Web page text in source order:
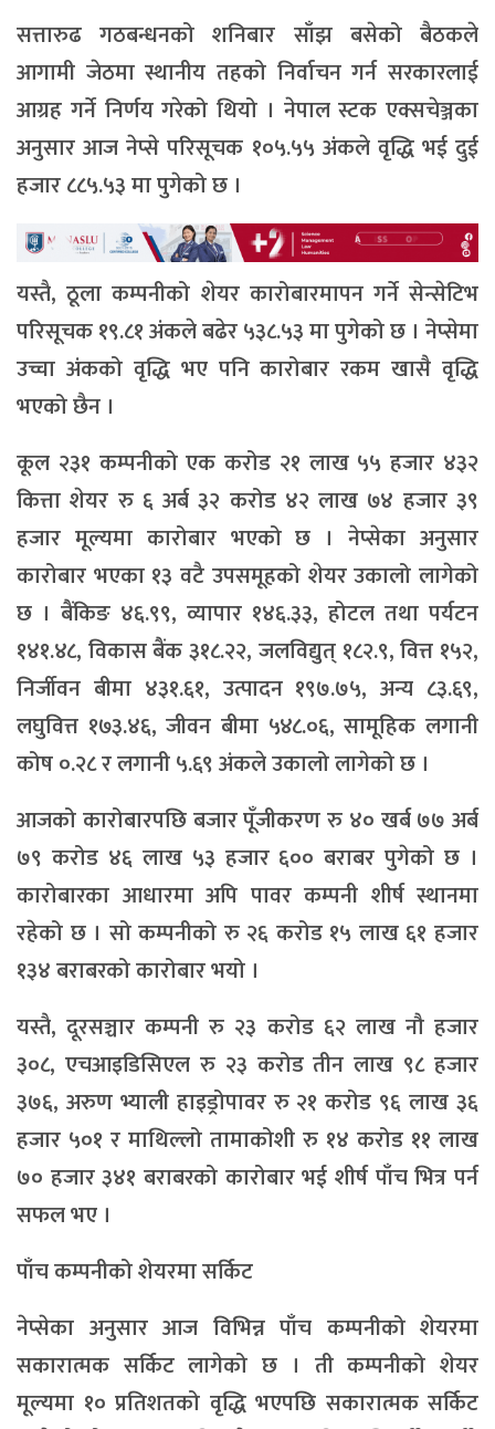
सत्तारुढ गठबन्धनको शनिबार साँझ बसेको बैठकले
आगामी जेठमा स्थानीय तहको निर्वाचन गर्न सरकारलाई
आग्रह गर्ने निर्णय गरेको थियो । नेपाल स्टक एक्सचेञ्जका
अनुसार आज नेप्से परिसूचक १०५.५५ अंकले वृद्धि भई दुई
हजार ८८५.५३ मा पुगेको छ ।
यस्तै, ठूला कम्पनीको शेयर कारोबारमापन गर्ने सेन्सेटिभ
परिसूचक १९.८१ अंकले बढेर ५३८.५३ मा पुगेको छ । नेप्सेमा
उच्चा अंकको वृद्धि भए पनि कारोबार रकम खासै वृद्धि
भएको छैन ।
कूल २३१ कम्पनीको एक करोड २१ लाख ५५ हजार ४३२
कित्ता शेयर रु ६ अर्ब ३२ करोड ४२ लाख ७४ हजार ३९
हजार मूल्यमा कारोबार भएको छ । नेप्सेका अनुसार
कारोबार भएका १३ वटै उपसमूहको शेयर उकालो लागेको
छ । बैंकिङ ४६.९९, व्यापार १४६.३३, होटल तथा पर्यटन
१४१.४८, विकास बैंक ३१८.२२, जलविद्युत् १८२.९, वित्त १५२,
निर्जीवन बीमा ४३१.६१, उत्पादन १९७.७५, अन्य ८३.६९,
लघुवित्त १७३.४६, जीवन बीमा ५४८.०६, सामूहिक लगानी
कोष ०.२८ र लगानी ५.६९ अंकले उकालो लागेको छ ।
आजको कारोबारपछि बजार पूँजीकरण रु ४० खर्ब ७७ अर्ब
७९ करोड ४६ लाख ५३ हजार ६०० बराबर पुगेको छ ।
कारोबारका आधारमा अपि पावर कम्पनी शीर्ष स्थानमा
रहेको छ । सो कम्पनीको रु २६ करोड १५ लाख ६१ हजार
१३४ बराबरको कारोबार भयो ।
यस्तै, दूरसञ्चार कम्पनी रु २३ करोड ६२ लाख नौ हजार
३०८, एचआइडिसिएल रु २३ करोड तीन लाख ९८ हजार
३७६, अरुण भ्याली हाइड्रोपावर रु २१ करोड ९६ लाख ३६
हजार ५०१ र माथिल्लो तामाकोशी रु १४ करोड ११ लाख
७० हजार ३४१ बराबरको कारोबार भई शीर्ष पाँच भित्र पर्न
सफल भए ।
पाँच कम्पनीको शेयरमा सर्किट
नेप्सेका अनुसार आज विभिन्न पाँच कम्पनीको शेयरमा
सकारात्मक सर्किट लागेको छ । ती कम्पनीको शेयर
मूल्यमा १० प्रतिशतको वृद्धि भएपछि सकारात्मक सर्किट